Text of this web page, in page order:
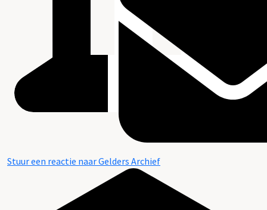
Stuur een reactie naar Gelders Archief